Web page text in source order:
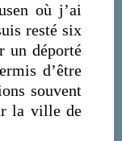
où j’ai
resté six
un déporté
d’être
souvent
la ville de